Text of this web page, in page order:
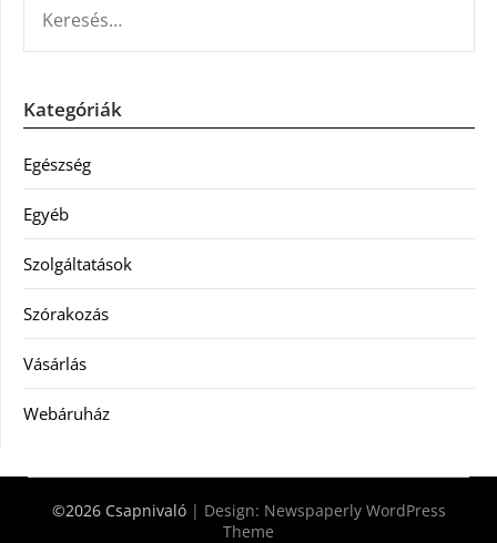
Kategóriák
Egészség
Egyéb
Szolgáltatások
Szórakozás
Vásárlás
Webáruház
©2026 Csapnivaló | Design: Newspaperly WordPress
Theme